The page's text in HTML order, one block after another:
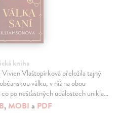
kniha
Vlaštopírková přeložila tajný
válku, v níž na obou
po nešťastných událostech unikla…
, MOBI a PDF